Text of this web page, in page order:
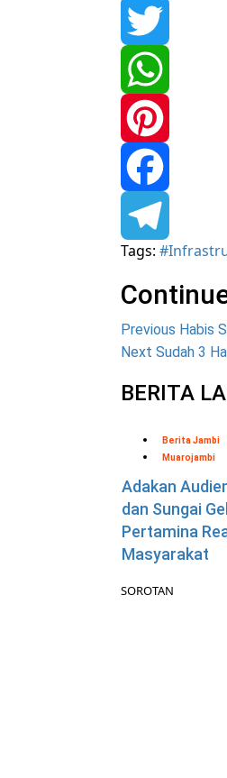
Twitter
WhatsApp
Pinterest
Facebook
Telegram
Tags:
Previous Habis
Next Sudah 3
BERITA
Berita Jambi
Muarojambi
Adakan
dan Sungai
Pertamina
Masyarakat
SOROTAN